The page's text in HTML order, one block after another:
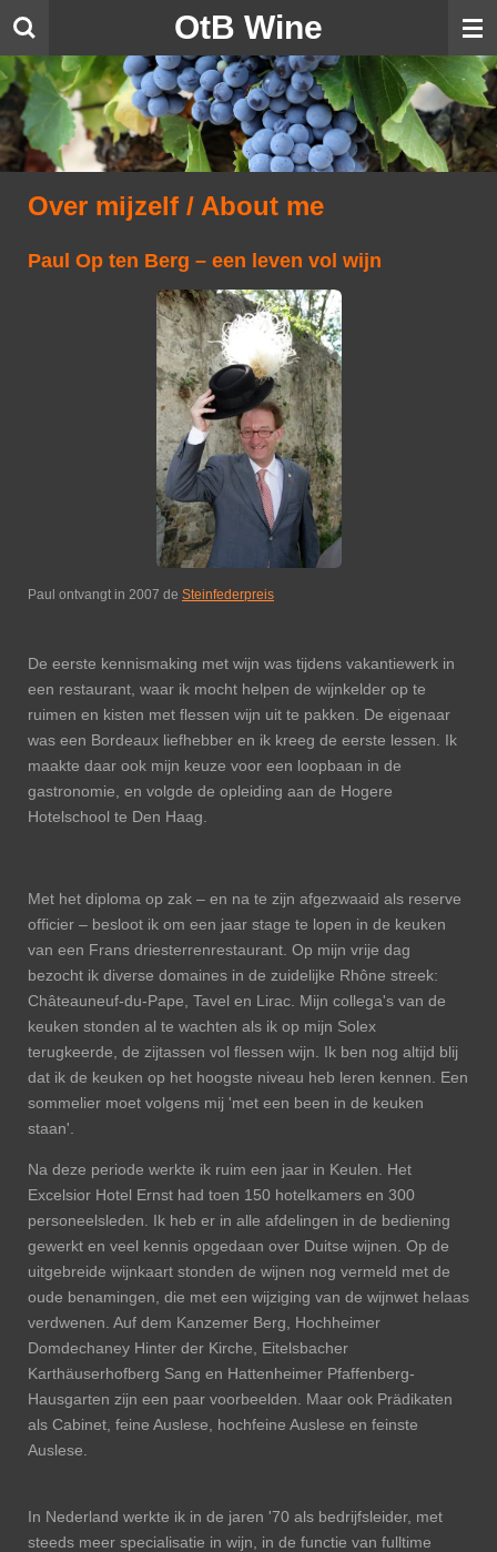
Ga
naar
de
hoofdinhoud
OtB Wine
Over mijzelf / About me
Paul Op ten Berg – een leven vol wijn
Paul ontvangt in 2007 de Steinfederpreis
De eerste kennismaking met wijn was tijdens vakantiewerk in
een restaurant, waar ik mocht helpen de wijnkelder op te
ruimen en kisten met flessen wijn uit te pakken. De eigenaar
was een Bordeaux liefhebber en ik kreeg de eerste lessen. Ik
maakte daar ook mijn keuze voor een loopbaan in de
gastronomie, en volgde de opleiding aan de Hogere
Hotelschool te Den Haag.
Met het diploma op zak – en na te zijn afgezwaaid als reserve
officier – besloot ik om een jaar stage te lopen in de keuken
van een Frans driesterrenrestaurant. Op mijn vrije dag
bezocht ik diverse domaines in de zuidelijke Rhône streek:
Châteauneuf-du-Pape, Tavel en Lirac. Mijn collega's van de
keuken stonden al te wachten als ik op mijn Solex
terugkeerde, de zijtassen vol flessen wijn. Ik ben nog altijd blij
dat ik de keuken op het hoogste niveau heb leren kennen. Een
sommelier moet volgens mij 'met een been in de keuken
staan'.
Na deze periode werkte ik ruim een jaar in Keulen. Het
Excelsior Hotel Ernst had toen 150 hotelkamers en 300
personeelsleden. Ik heb er in alle afdelingen in de bediening
gewerkt en veel kennis opgedaan over Duitse wijnen. Op de
uitgebreide wijnkaart stonden de wijnen nog vermeld met de
oude benamingen, die met een wijziging van de wijnwet helaas
verdwenen. Auf dem Kanzemer Berg, Hochheimer
Domdechaney Hinter der Kirche, Eitelsbacher
Karthäuserhofberg Sang en Hattenheimer Pfaffenberg-
Hausgarten zijn een paar voorbeelden. Maar ook Prädikaten
als Cabinet, feine Auslese, hochfeine Auslese en feinste
Auslese.
In Nederland werkte ik in de jaren '70 als bedrijfsleider, met
steeds meer specialisatie in wijn, in de functie van fulltime